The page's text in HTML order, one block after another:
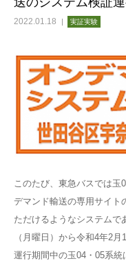
2022.01.18 実証実験
このたび、東急バスでは玉
デマンド輸送の専用サイト
ただけるようなシステムで
（月曜日）から令和4年2
運行期間中の玉04・05系
SERVICE
ABOUT